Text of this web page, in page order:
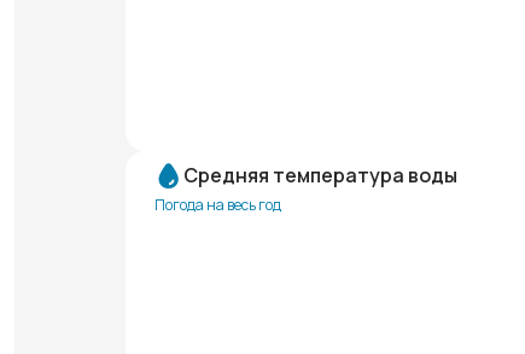
Средняя температура воды
Погода на весь год